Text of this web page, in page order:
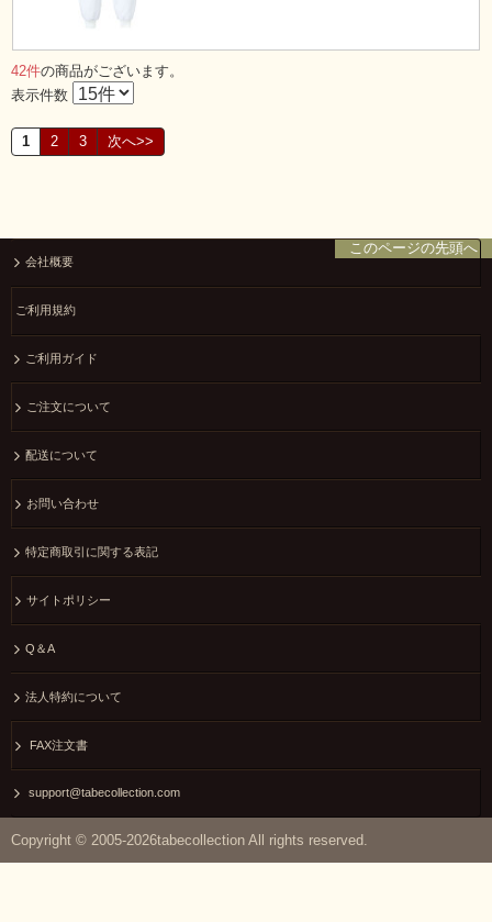
42件の商品がございます。
表示件数
1 2 3 次へ>>
このページの先頭へ
会社概要
ご利用規約
ご利用ガイド
ご注文について
配送について
お問い合わせ
特定商取引に関する表記
サイトポリシー
Q＆A
法人特約について
FAX注文書
support@tabecollection.com
Copyright © 2005-2026tabecollection All rights reserved.